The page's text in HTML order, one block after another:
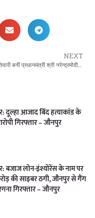
NEXT
निधि तिवारी बनीं प्रधानमंत्री श्री नरेन्द्रमोदी जी की पर्सनल सेक्रेटरी – दिल्ली Dainik Manyawar News
दूल्हा आजाद बिंद हत्याकांड के
गिरफ्तार – जौनपुर
बजाज लोन-इंश्योरेंस के नाम पर
की साइबर ठगी, जौनपुर से गैंग
गिरफ्तार – जौनपुर